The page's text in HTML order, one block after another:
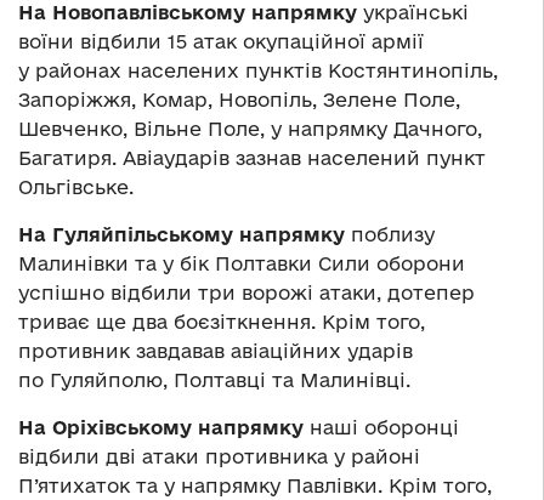
На Новопавлівському напрямку українські
воїни відбили 15 атак окупаційної армії
у районах населених пунктів Костянтинопіль,
Запоріжжя, Комар, Новопіль, Зелене Поле,
Шевченко, Вільне Поле, у напрямку Дачного,
Багатиря. Авіаударів зазнав населений пункт
Ольгівське.
На Гуляйпільському напрямку поблизу
Малинівки та у бік Полтавки Сили оборони
успішно відбили три ворожі атаки, дотепер
триває ще два боєзіткнення. Крім того,
противник завдавав авіаційних ударів
по Гуляйполю, Полтавці та Малинівці.
На Оріхівському напрямку наші оборонці
відбили дві атаки противника у районі
П’ятихаток та у напрямку Павлівки. Крім того,